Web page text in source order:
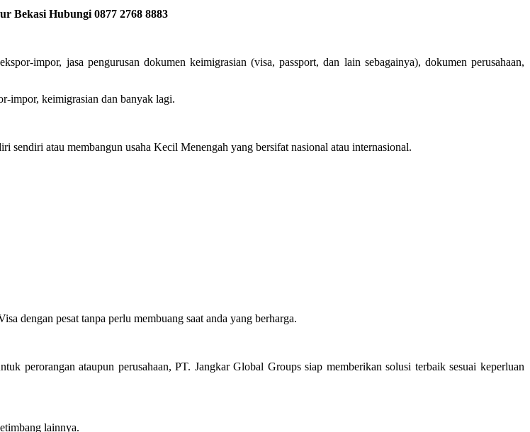
Bekasi Hubungi 0877 2768 8883
impor, jasa pengurusan dokumen keimigrasian (visa, passport, dan lain sebagainya), dokumen perusahaan,
impor, keimigrasian dan banyak lagi.
sendiri atau membangun usaha Kecil Menengah yang bersifat nasional atau internasional.
dengan pesat tanpa perlu membuang saat anda yang berharga.
perorangan ataupun perusahaan, PT. Jangkar Global Groups siap memberikan solusi terbaik sesuai keperluan
lainnya.